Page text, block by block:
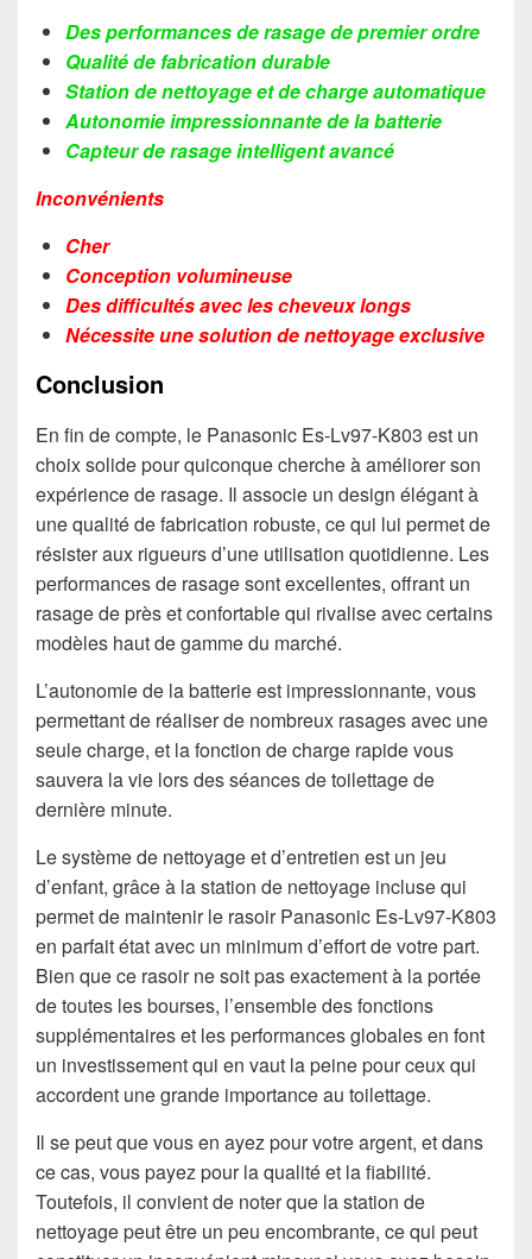
Des performances de rasage de premier ordre
Qualité de fabrication durable
Station de nettoyage et de charge automatique
Autonomie impressionnante de la batterie
Capteur de rasage intelligent avancé
Inconvénients
Cher
Conception volumineuse
Des difficultés avec les cheveux longs
Nécessite une solution de nettoyage exclusive
Conclusion
En fin de compte, le Panasonic Es-Lv97-K803 est un
choix solide pour quiconque cherche à améliorer son
expérience de rasage. Il associe un design élégant à
une qualité de fabrication robuste, ce qui lui permet de
résister aux rigueurs d’une utilisation quotidienne. Les
performances de rasage sont excellentes, offrant un
rasage de près et confortable qui rivalise avec certains
modèles haut de gamme du marché.
L’autonomie de la batterie est impressionnante, vous
permettant de réaliser de nombreux rasages avec une
seule charge, et la fonction de charge rapide vous
sauvera la vie lors des séances de toilettage de
dernière minute.
Le système de nettoyage et d’entretien est un jeu
d’enfant, grâce à la station de nettoyage incluse qui
permet de maintenir le rasoir Panasonic Es-Lv97-K803
en parfait état avec un minimum d’effort de votre part.
Bien que ce rasoir ne soit pas exactement à la portée
de toutes les bourses, l’ensemble des fonctions
supplémentaires et les performances globales en font
un investissement qui en vaut la peine pour ceux qui
accordent une grande importance au toilettage.
Il se peut que vous en ayez pour votre argent, et dans
ce cas, vous payez pour la qualité et la fiabilité.
Toutefois, il convient de noter que la station de
nettoyage peut être un peu encombrante, ce qui peut